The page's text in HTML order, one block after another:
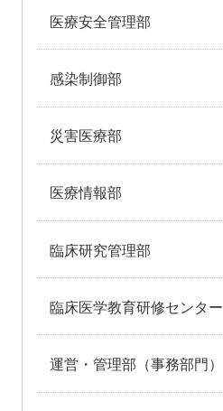
医療安全管理部
感染制御部
災害医療部
医療情報部
臨床研究管理部
臨床医学教育研修センター
運営・管理部（事務部門）